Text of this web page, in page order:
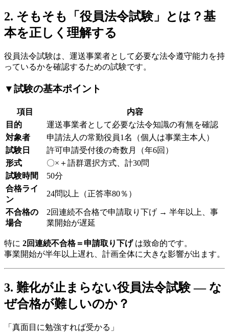
2. そもそも「役員法令試験」とは？基
本を正しく理解する
役員法令試験は、運送事業者として必要な法令遵守能力を持
っているかを確認するための試験です。
▼試験の基本ポイント
項目
内容
目的
運送事業者として必要な法令知識の有無を確認
対象者
申請法人の常勤役員1名（個人は事業主本人）
試験日
許可申請受付後の奇数月（年6回）
形式
〇×＋語群選択方式、計30問
試験時間
50分
合格ライ
ン
24問以上（正答率80％）
不合格の
場合
2回連続不合格で申請取り下げ → 半年以上、事
業開始が遅延
特に 2回連続不合格＝申請取り下げは致命的です。
事業開始が半年以上遅れ、計画全体に大きな影響が出ます。
3. 難化が止まらない役員法令試験 ― な
ぜ合格が難しいのか？
「真面目に勉強すれば受かる」